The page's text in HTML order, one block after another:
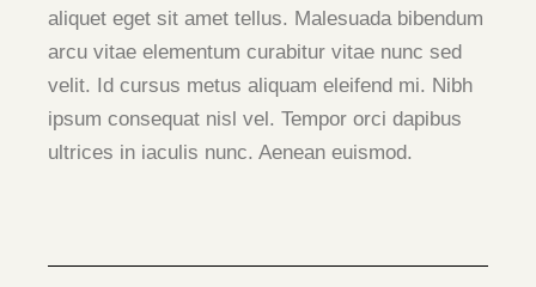
aliquet eget sit amet tellus. Malesuada bibendum
arcu vitae elementum curabitur vitae nunc sed
velit. Id cursus metus aliquam eleifend mi. Nibh
ipsum consequat nisl vel. Tempor orci dapibus
ultrices in iaculis nunc. Aenean euismod.